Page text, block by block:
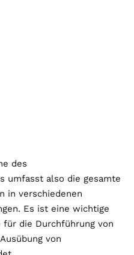
des
umfasst also die gesamte
in verschiedenen
Es ist eine wichtige
für die Durchführung von
von